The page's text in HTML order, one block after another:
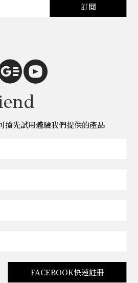
訂閱
搶先試用體驗我們提供的產品
FACEBOOK快速註冊